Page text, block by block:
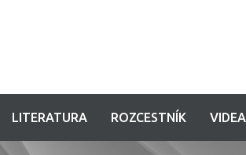
LITERATURA ROZCESTNÍK VIDEA